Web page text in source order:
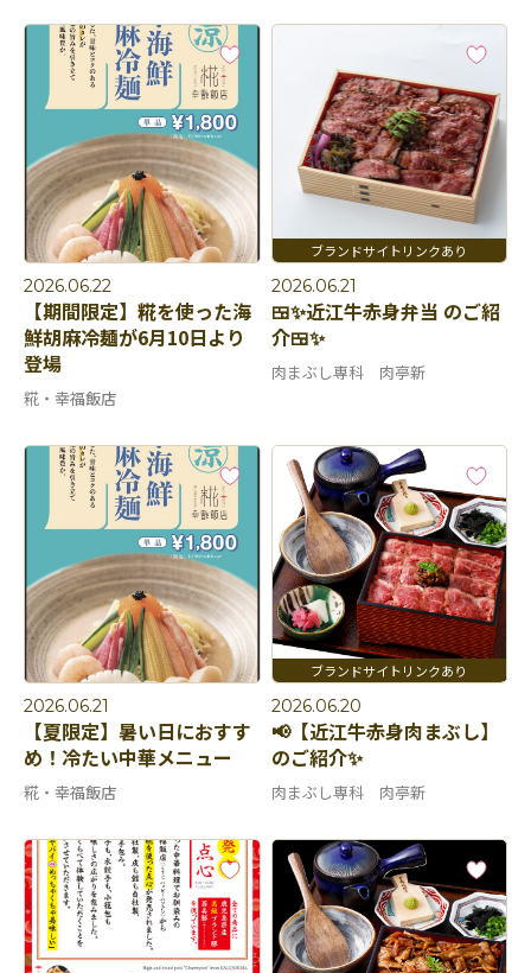
2026.06.22
【期間限定】糀を使った海
鮮胡麻冷麺が6月10日より
登場
糀・幸福飯店
2026.06.21
🍱✨近江牛赤身弁当 のご紹
介🍱✨
肉まぶし専科 肉亭新
2026.06.21
【夏限定】暑い日におすす
め！冷たい中華メニュー
糀・幸福飯店
2026.06.20
📢【近江牛赤身肉まぶし】
のご紹介✨
肉まぶし専科 肉亭新